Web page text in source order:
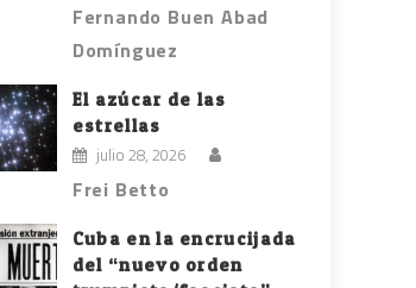
Fernando Buen Abad
Domínguez
El azúcar de las
estrellas
julio 28, 2026
Frei Betto
Cuba en la encrucijada
del “nuevo orden